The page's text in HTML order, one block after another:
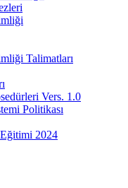
Talimatları
Vers. 1.0
Politikası
2024